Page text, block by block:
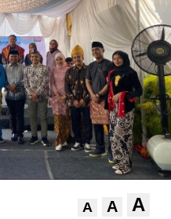
A A A